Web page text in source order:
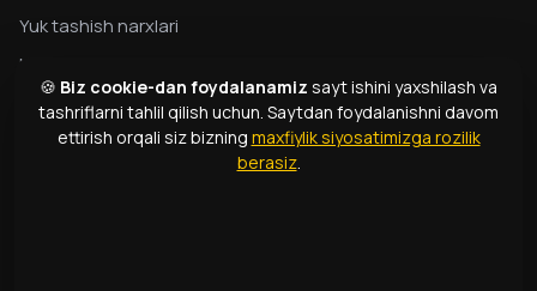
Yuk tashish narxlari
Maxfiylik
Evakuator bo‘yicha to‘liq qo‘llanma
Evakuator turlari
🍪 Biz cookie-dan foydalanamiz sayt ishini yaxshilash va
tashriflarni tahlil qilish uchun. Saytdan foydalanishni davom
ettirish orqali siz bizning maxfiylik siyosatimizga rozilik
berasiz.